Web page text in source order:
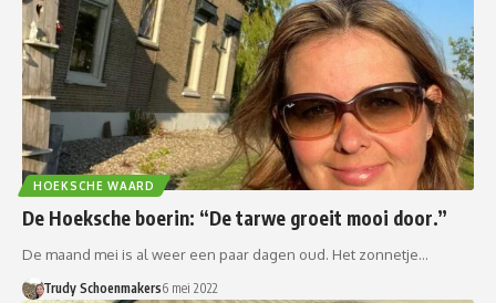
HOEKSCHE WAARD
De Hoeksche boerin: “De tarwe groeit mooi door.”
De maand mei is al weer een paar dagen oud. Het zonnetje…
Trudy Schoenmakers6 mei 2022